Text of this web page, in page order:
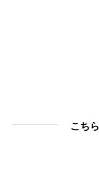
こち